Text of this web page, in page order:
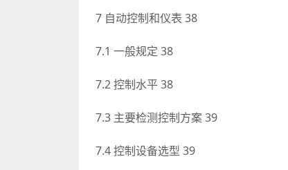
7 自动控制和仪表 38
7.1 一般规定 38
7.2 控制水平 38
7.3 主要检测控制方案 39
7.4 控制设备选型 39